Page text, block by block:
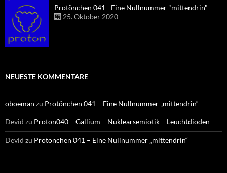
Protönchen 041 - Eine Nullnummer "mittendrin"
25. Oktober 2020
NEUESTE KOMMENTARE
oboeman zu Protönchen 041 – Eine Nullnummer „mittendrin“
Devid zu Proton040 – Gallium – Nuklearsemiotik – Leuchtdioden
Devid zu Protönchen 041 – Eine Nullnummer „mittendrin“